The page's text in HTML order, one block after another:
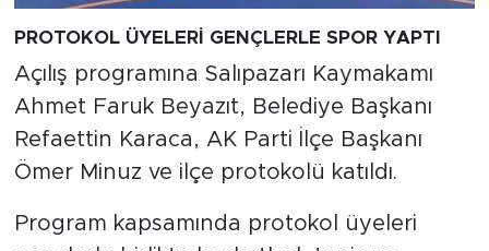
PROTOKOL ÜYELERİ GENÇLERLE SPOR YAPTI
Açılış programına Salıpazarı Kaymakamı
Ahmet Faruk Beyazıt, Belediye Başkanı
Refaettin Karaca, AK Parti İlçe Başkanı
Ömer Minuz ve ilçe protokolü katıldı.
Program kapsamında protokol üyeleri